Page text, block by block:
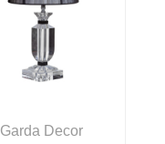
Garda Decor